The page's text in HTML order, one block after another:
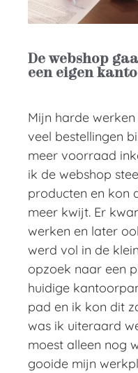
De webshop
een eigen
Mijn harde
veel bestellingen
meer voorraad
ik de webshop
producten en kon
meer kwijt. Er
werken en later
werd vol in de
opzoek naar een
huidige
pad en ik kon dit
was ik uiteraard
moest alleen nog
gooide mijn